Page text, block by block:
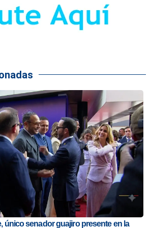
único senador guajiro presente en la